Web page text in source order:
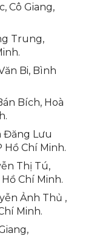
Cô Giang,
Trung,
Bi, Bình
Bích, Hoà
Đăng Lưu
Chí Minh.
Thị Tú,
Chí Minh.
Ảnh Thủ ,
Minh.